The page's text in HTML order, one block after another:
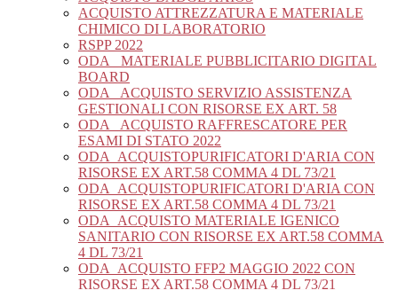
ACQUISTO ATTREZZATURA E MATERIALE
CHIMICO DI LABORATORIO
RSPP 2022
ODA_ MATERIALE PUBBLICITARIO DIGITAL
BOARD
ODA_ ACQUISTO SERVIZIO ASSISTENZA
GESTIONALI CON RISORSE EX ART. 58
ODA_ ACQUISTO RAFFRESCATORE PER
ESAMI DI STATO 2022
ODA_ACQUISTOPURIFICATORI D'ARIA CON
RISORSE EX ART.58 COMMA 4 DL 73/21
ODA_ACQUISTOPURIFICATORI D'ARIA CON
RISORSE EX ART.58 COMMA 4 DL 73/21
ODA_ACQUISTO MATERIALE IGENICO
SANITARIO CON RISORSE EX ART.58 COMMA
4 DL 73/21
ODA_ACQUISTO FFP2 MAGGIO 2022 CON
RISORSE EX ART.58 COMMA 4 DL 73/21